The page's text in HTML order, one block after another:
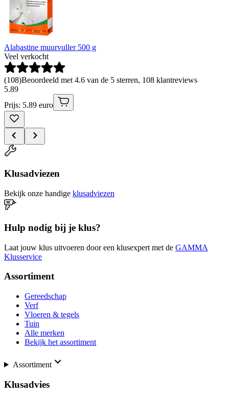
Alabastine muurvuller 500 g
Veel verkocht
(108)Beoordeeld met 4.6 van de 5 sterren, 108 klantreviews
5.89
Prijs: 5.89 euro
Klusadviezen
Bekijk onze handige klusadviezen
Hulp nodig bij je klus?
Laat jouw klus uitvoeren door een klusexpert met de GAMMA
Klusservice
Assortiment
Gereedschap
Verf
Vloeren & tegels
Tuin
Alle merken
Bekijk het assortiment
Assortiment
Klusadvies